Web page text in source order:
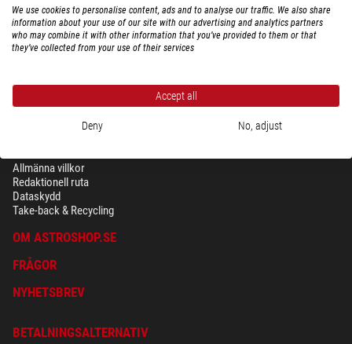
Allmänna villkor
Redaktionell ruta
Dataskydd
Take-back & Recycling
OM ASTROSHOP.SE
FRÅGOR
NYHETSBREV
BETALNINGSALTERNATIV
We use cookies to personalise content, ads and to analyse our traffic. We also share
information about your use of our site with our advertising and analytics partners
who may combine it with other information that you’ve provided to them or that
they’ve collected from your use of their services
Accept all
Deny No, adjust